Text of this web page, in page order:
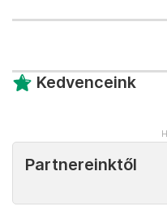
Kedvenceink
Partnereinktől